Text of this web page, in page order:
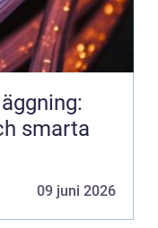
smarta
09 juni 2026